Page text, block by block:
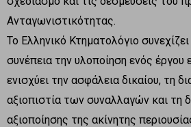
Ανταγωνιστικότητας.
Το Ελληνικό Κτηματολόγιο
συνέπεια την υλοποίηση ενός έργου
ενισχύει την ασφάλεια δικαίου, τη
αξιοπιστία των συναλλαγών και τη
αξιοποίησης της ακίνητης